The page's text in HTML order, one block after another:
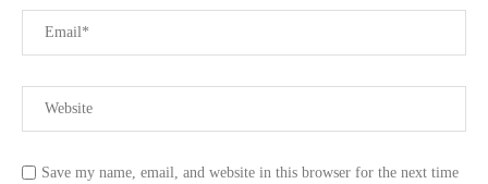
Save my name, email, and website in this browser for the next time